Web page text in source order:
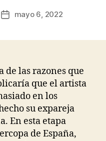
Fechamayo 6, 2022
de las razones que
que el artista
en los
su expareja
En esta etapa
de España,